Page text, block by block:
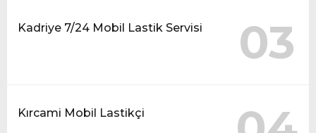
Kadriye 7/24 Mobil Lastik Servisi 03
Kırcami Mobil Lastikçi